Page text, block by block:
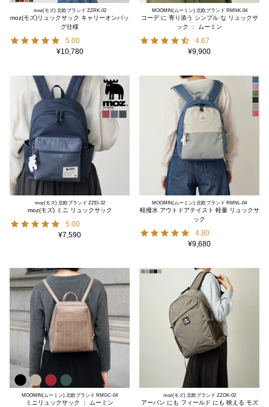
moz(モズ) 北欧ブランド ZZRK-02
moz(モズ)リュックサック キャリーオンバッ
グ仕様
5.00
¥10,780
MOOMIN(ムーミン) 北欧ブランド RMNK-04
コーデ に 寄り添う シンプル な リュックサ
ック ： ムーミン
4.67
¥9,900
moz(モズ) 北欧ブランド ZZEI-32
moz(モズ) ミニ リュックサック
5.00
¥7,590
MOOMIN(ムーミン) 北欧ブランド RMNL-04
軽撥水 アウトドアテイスト 軽量 リュックサ
ック
4.80
¥9,680
MOOMIN(ムーミン) 北欧ブランド RMGC-04
ミニリュックサック ： ムーミン
moz(モズ) 北欧ブランド ZZOK-02
アーバン にも フィールド にも 映える モズ